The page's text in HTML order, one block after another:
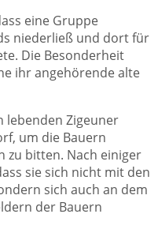
eine Gruppe
niederließ und dort für
Die Besonderheit
ihr angehörende alte
lebenden Zigeuner
um die Bauern
zu bitten. Nach einiger
sie sich nicht mit den
sich auch an dem
der Bauern